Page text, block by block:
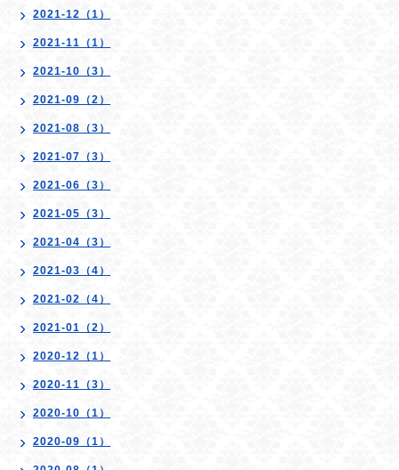
2021-12（1）
2021-11（1）
2021-10（3）
2021-09（2）
2021-08（3）
2021-07（3）
2021-06（3）
2021-05（3）
2021-04（3）
2021-03（4）
2021-02（4）
2021-01（2）
2020-12（1）
2020-11（3）
2020-10（1）
2020-09（1）